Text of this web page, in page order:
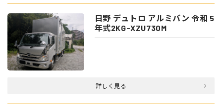
日野 デュトロ アルミバン 令和 5
年式2KG-XZU730M
詳しく見る